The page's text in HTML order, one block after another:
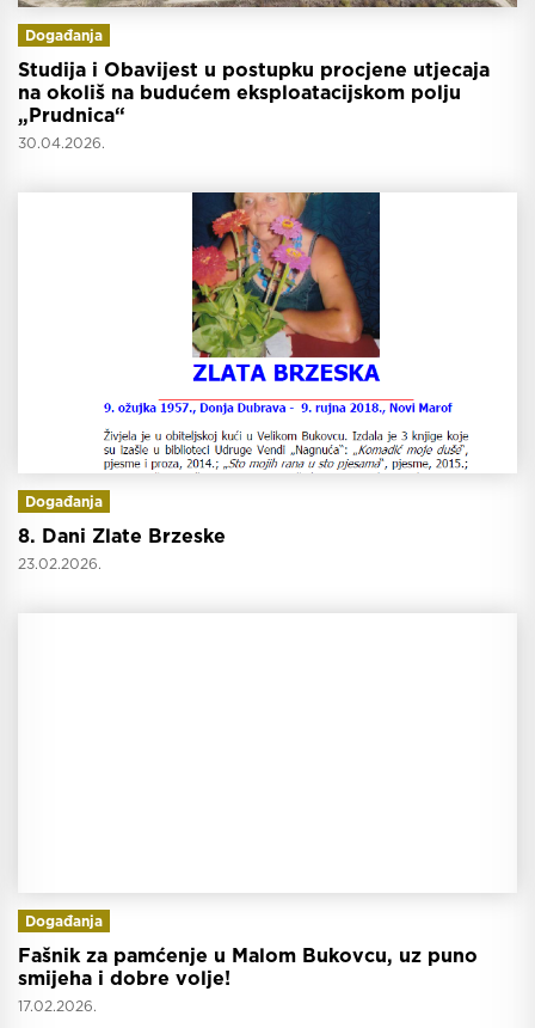
Događanja
Studija i Obavijest u postupku procjene utjecaja
na okoliš na budućem eksploatacijskom polju
„Prudnica“
30.04.2026.
Događanja
8. Dani Zlate Brzeske
23.02.2026.
Događanja
Fašnik za pamćenje u Malom Bukovcu, uz puno
smijeha i dobre volje!
17.02.2026.